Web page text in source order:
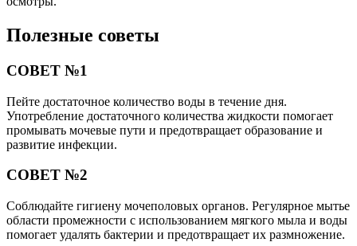
Полезные советы
СОВЕТ №1
Пейте достаточное количество воды в течение дня.
Употребление достаточного количества жидкости помогает
промывать мочевые пути и предотвращает образование и
развитие инфекции.
СОВЕТ №2
Соблюдайте гигиену мочеполовых органов. Регулярное мытье
области промежности с использованием мягкого мыла и воды
помогает удалять бактерии и предотвращает их размножение.